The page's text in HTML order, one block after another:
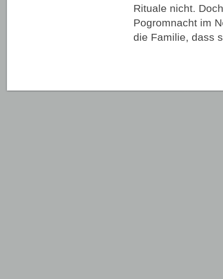
Rituale nicht.
Pogromnacht im
die Familie, dass